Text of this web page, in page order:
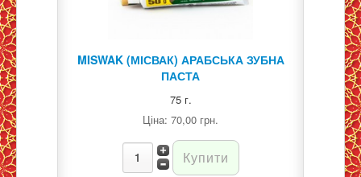
MISWAK (МІСВАК) АРАБСЬКА ЗУБНА
ПАСТА
75 г.
Ціна: 70,00 грн.